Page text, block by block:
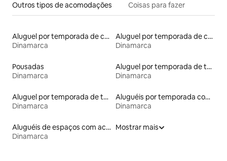
Outros tipos de acomodações Coisas para fazer
Aluguel por temporada de contêineres
Dinamarca
Aluguel por temporada de cabanas de pastor
Dinamarca
Pousadas
Dinamarca
Aluguel por temporada de townhouses
Dinamarca
Aluguel por temporada de tendas
Dinamarca
Aluguéis por temporada com café da manhã
Dinamarca
Aluguéis de espaços com acesso direto a pistas de esqui
Dinamarca
Mostrar mais